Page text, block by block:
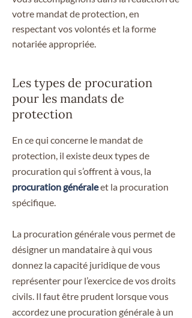
votre mandat de protection, en
respectant vos volontés et la forme
notariée appropriée.
Les types de procuration
pour les mandats de
protection
En ce qui concerne le mandat de
protection, il existe deux types de
procuration qui s’offrent à vous, la
procuration généraleet la procuration
spécifique.
La procuration générale vous permet de
désigner un mandataire à qui vous
donnez la capacité juridique de vous
représenter pour l’exercice de vos droits
civils. Il faut être prudent lorsque vous
accordez une procuration générale à un